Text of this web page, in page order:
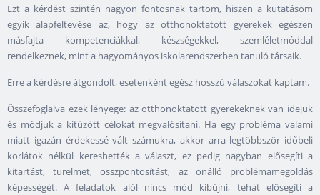
Ezt a kérdést szintén nagyon fontosnak tartom, hiszen a kutatásom
egyik alapfeltevése az, hogy az otthonoktatott gyerekek egészen
másfajta kompetenciákkal, készségekkel, szemléletmóddal
rendelkeznek, mint a hagyományos iskolarendszerben tanuló társaik.
Erre a kérdésre átgondolt, esetenként egész hosszú válaszokat kaptam.
Összefoglalva ezek lényege: az otthonoktatott gyerekeknek van idejük
és módjuk a kitűzött célokat megvalósítani. Ha egy probléma valami
miatt igazán érdekessé vált számukra, akkor arra legtöbbször időbeli
korlátok nélkül kereshették a választ, ez pedig nagyban elősegíti a
kitartást, türelmet, összpontosítást, az önálló problémamegoldás
képességét. A feladatok alól nincs mód kibújni, tehát elősegíti a